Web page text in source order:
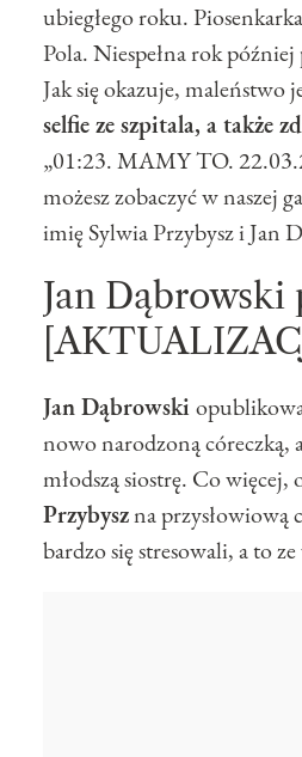
ubiegłego roku.
Pola. Niespełna rok
Jak się okazuje, maleństwo
selfie ze szpitala, a także
„01:23. MAMY TO.
możesz zobaczyć w naszej
imię Sylwia Przybysz i Jan
Jan Dąbrowski
Jan Dąbrowski
nowo narodzoną córeczką,
młodszą siostrę. Co więcej,
Przybyszna przysłowiową
bardzo się stresowali, a to